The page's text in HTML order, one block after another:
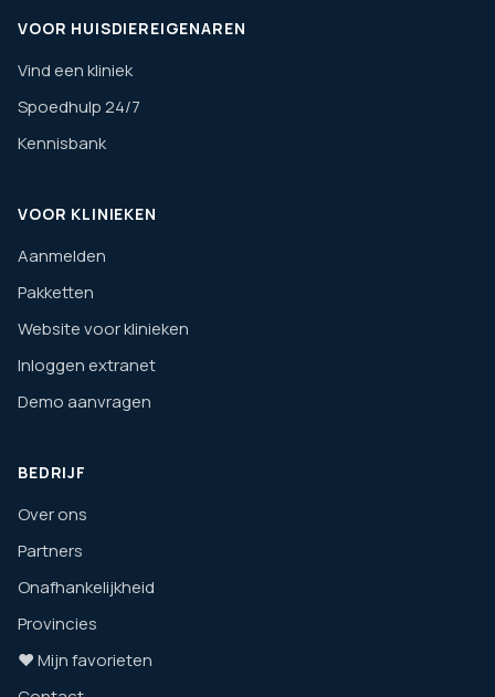
VOOR HUISDIEREIGENAREN
Vind een kliniek
Spoedhulp 24/7
Kennisbank
VOOR KLINIEKEN
Aanmelden
Pakketten
Website voor klinieken
Inloggen extranet
Demo aanvragen
BEDRIJF
Over ons
Partners
Onafhankelijkheid
Provincies
❤️ Mijn favorieten